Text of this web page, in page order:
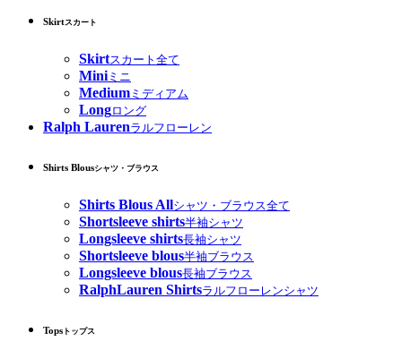
Skirtスカート
Skirtスカート全て
Miniミニ
Medium ミディアム
Longロング
Ralph Laurenラルフローレン
Shirts Blousシャツ・ブラウス
Shirts Blous Allシャツ・ブラウス全て
Shortsleeve shirts半袖シャツ
Longsleeve shirts長袖シャツ
Shortsleeve blous半袖ブラウス
Longsleeve blous長袖ブラウス
RalphLauren Shirtsラルフローレンシャツ
Tops トップス